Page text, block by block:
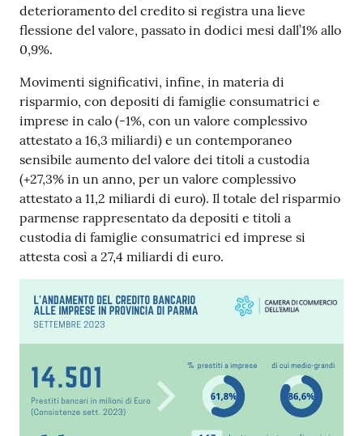
deterioramento del credito si registra una lieve
flessione del valore, passato in dodici mesi dall’1% allo
0,9%.
Movimenti significativi, infine, in materia di
risparmio, con depositi di famiglie consumatrici e
imprese in calo (-1%, con un valore complessivo
attestato a 16,3 miliardi) e un contemporaneo
sensibile aumento del valore dei titoli a custodia
(+27,3% in un anno, per un valore complessivo
attestato a 11,2 miliardi di euro). Il totale del risparmio
parmense rappresentato da depositi e titoli a
custodia di famiglie consumatrici ed imprese si
attesta così a 27,4 miliardi di euro.